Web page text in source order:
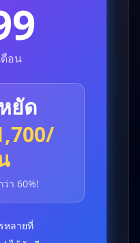
ดือน
ยัด
า 60%!
หลายที่